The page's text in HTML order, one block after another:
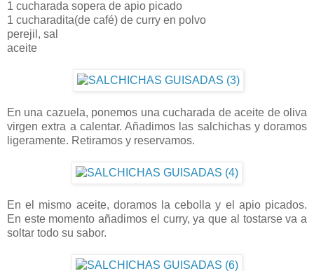
1 cucharada sopera de apio picado
1 cucharadita(de café) de curry en polvo
perejil, sal
aceite
En una cazuela, ponemos una cucharada de aceite de oliva
virgen extra a calentar. Añadimos las salchichas y doramos
ligeramente. Retiramos y reservamos.
En el mismo aceite, doramos la cebolla y el apio picados.
En este momento añadimos el curry, ya que al tostarse va a
soltar todo su sabor.